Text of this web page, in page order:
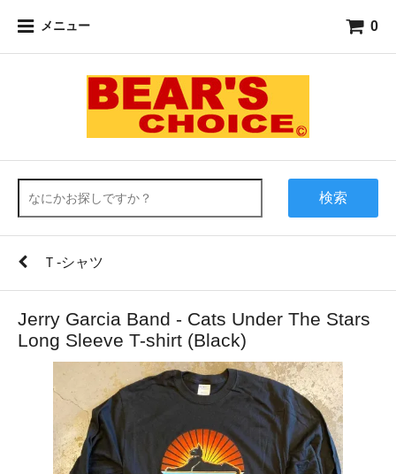
メニュー 0
検索
Ｔ-シャツ
Jerry Garcia Band - Cats Under The Stars
Long Sleeve T-shirt (Black)